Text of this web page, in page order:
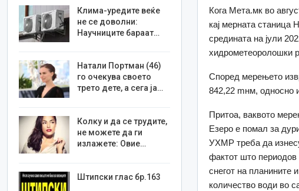
Кога Мета.мк во
кај мерната станица
средината на јули
хидрометеоролошки
Според мерењето
842,22 mнм, односно
Притоа, ваквото
Езеро е помал за
УХМР треба да
фактот што периодов
снегот на планините
количество води во
Клима-уредите веќе
не се доволни:
Научниците бараат…
Натали Портман (46)
го очекува своето
трето дете, а сега ја…
Колку и да се трудите,
не можете да ги
излажете: Овие…
Штипски глас бр.163